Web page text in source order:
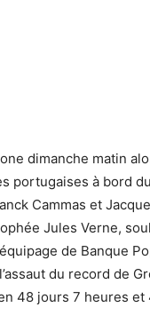
dimanche matin
portugaises à bord
Cammas et
Jules Verne,
de Banque
du record de
48 jours 7 heures